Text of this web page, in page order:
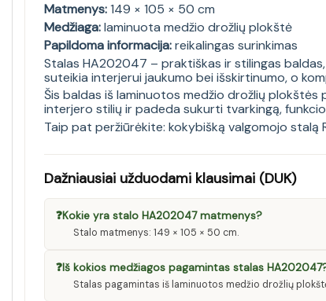
Matmenys:149 × 105 × 50 cm
Medžiaga:laminuota medžio drožlių plokštė
Papildoma informacija:reikalingas surinkimas
Stalas HA202047 – praktiškas ir stilingas
suteikia interjerui jaukumo bei išskirtinumo, o
Šis baldas iš laminuotos medžio drožlių plokštės
interjero stilių ir padeda sukurti tvarkingą,
Taip pat peržiūrėkite: kokybišką valgomojo stalą
Dažniausiai užduodami klausimai (DUK)
❓Kokie yra stalo HA202047 matmenys?
Stalo matmenys: 149 × 105 × 50 cm.
❓Iš kokios medžiagos pagamintas stalas
Stalas pagamintas iš laminuotos medžio drožlių